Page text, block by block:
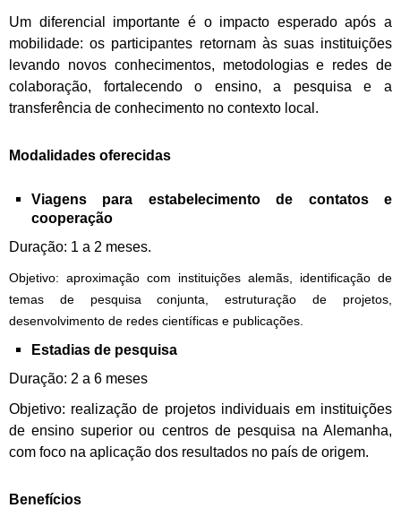
Um diferencial importante é o impacto esperado após a
mobilidade: os participantes retornam às suas instituições
levando novos conhecimentos, metodologias e redes de
colaboração, fortalecendo o ensino, a pesquisa e a
transferência de conhecimento no contexto local.
Modalidades oferecidas
Viagens para estabelecimento de contatos e
cooperação
Duração: 1 a 2 meses.
Objetivo: aproximação com instituições alemãs, identificação de
temas de pesquisa conjunta, estruturação de projetos,
desenvolvimento de redes científicas e publicações.
Estadias de pesquisa
Duração: 2 a 6 meses
Objetivo: realização de projetos individuais em instituições
de ensino superior ou centros de pesquisa na Alemanha,
com foco na aplicação dos resultados no país de origem.
Benefícios